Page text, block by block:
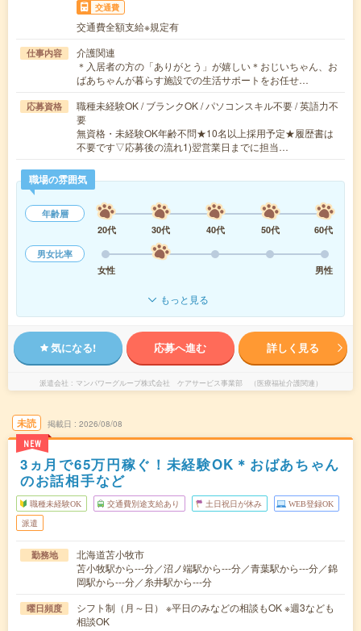
交通費
交通費全額支給※規定有
仕事内容
介護関連
＊入居者の方の「ありがとう」が嬉しい＊おじいちゃん、お
ばあちゃんが暮らす施設での生活サポートをお任せ…
応募資格
職種未経験OK / ブランクOK / パソコンスキル不要 / 英語力不
要
無資格・未経験OK年齢不問★10名以上採用予定★履歴書は
不要です▽応募後の流れ1)翌営業日までに担当…
職場の雰囲気
年齢層
20代
30代 40代 50代
60代
男女比率
女性
男性
もっと見る
気になる! 応募へ進む 詳しく見る
派遣会社 マンパワーグループ株式会社 ケアサービス事業部 （医療福祉介護関連）
未読
NEW
掲載日 2026/08/08
3ヵ月で65万円稼ぐ！未経験OK＊おばあちゃん
のお話相手など
職種未経験OK 交通費別途支給あり 土日祝日が休み WEB登録OK
派遣
勤務地
北海道苫小牧市
苫小牧駅から---分／沼ノ端駅から---分／青葉駅から---分／錦
岡駅から---分／糸井駅から---分
曜日頻度
シフト制（月～日） ※平日のみなどの相談もOK ※週3なども
相談OK